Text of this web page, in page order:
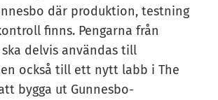
där produktion, testning
finns. Pengarna från
delvis användas till
också till ett nytt labb i The
bygga ut Gunnesbo-